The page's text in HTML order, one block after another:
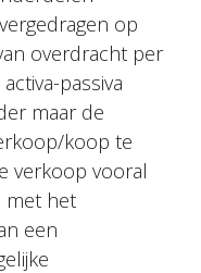
op
overdracht per
passiva
maar de
koop te
verkoop vooral
met het
een